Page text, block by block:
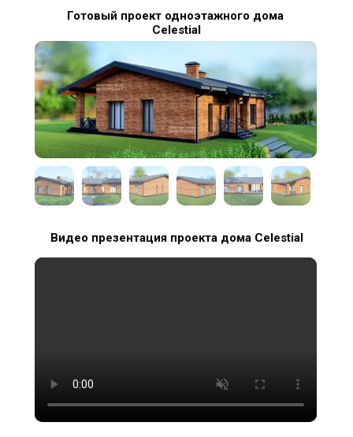
Готовый проект одноэтажного дома
Celestial
Видео презентация проекта дома Celestial